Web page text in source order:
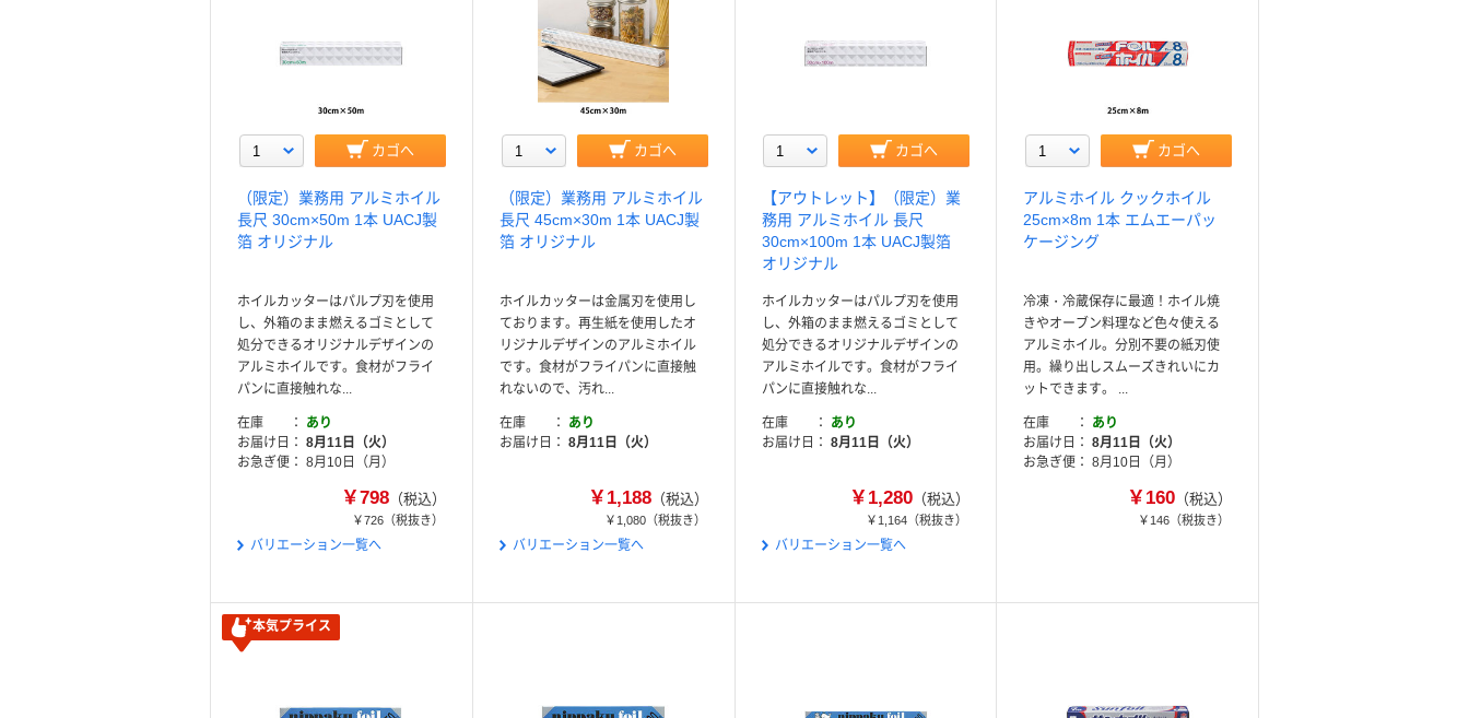
カゴへ
（限定）業務用 アルミホイル
長尺 30cm×50m 1本 UACJ製
箔 オリジナル
ホイルカッターはパルプ刃を使用
し、外箱のまま燃えるゴミとして
処分できるオリジナルデザインの
アルミホイルです。食材がフライ
パンに直接触れな...
在庫
あり
お届け日
8月11日（火）
お急ぎ便
8月10日（月）
￥798（税込）
￥726（税抜き）
バリエーション一覧へ
カゴへ
（限定）業務用 アルミホイル
長尺 45cm×30m 1本 UACJ製
箔 オリジナル
ホイルカッターは金属刃を使用し
ております。再生紙を使用したオ
リジナルデザインのアルミホイル
です。食材がフライパンに直接触
れないので、汚れ...
在庫
あり
お届け日
8月11日（火）
￥1,188（税込）
￥1,080（税抜き）
バリエーション一覧へ
カゴへ
【アウトレット】（限定）業
務用 アルミホイル 長尺
30cm×100m 1本 UACJ製箔
オリジナル
ホイルカッターはパルプ刃を使用
し、外箱のまま燃えるゴミとして
処分できるオリジナルデザインの
アルミホイルです。食材がフライ
パンに直接触れな...
在庫
あり
お届け日
8月11日（火）
￥1,280 （税込）
￥1,164 （税抜き）
バリエーション一覧へ
カゴへ
アルミホイル クックホイル
25cm×8m 1本 エムエーパッ
ケージング
冷凍・冷蔵保存に最適！ホイル焼
きやオーブン料理など色々使える
アルミホイル。分別不要の紙刃使
用。繰り出しスムーズきれいにカ
ットできます。 ...
在庫
あり
お届け日
8月11日（火）
お急ぎ便
8月10日（月）
￥160 （税込）
￥146 （税抜き）
本気プライス